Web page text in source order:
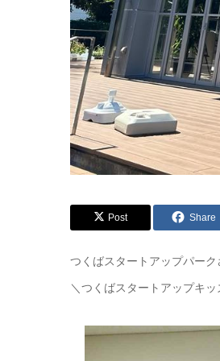
Post Share
つくばスタートアップパーク
＼つくばスタートアップキッ